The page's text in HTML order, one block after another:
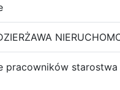
pracowników